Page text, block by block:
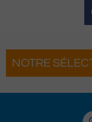
NOTRE
grand